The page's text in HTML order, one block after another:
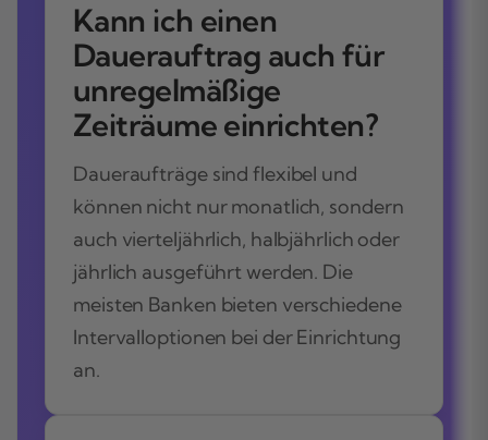
Kann ich einen
Dauerauftrag auch für
unregelmäßige
Zeiträume einrichten?
Daueraufträge sind flexibel und
können nicht nur monatlich, sondern
auch vierteljährlich, halbjährlich oder
jährlich ausgeführt werden. Die
meisten Banken bieten verschiedene
Intervalloptionen bei der Einrichtung
an.